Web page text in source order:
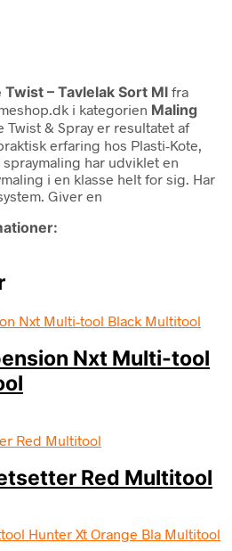
– Tavlelak Sort Ml fra
i kategorien Maling
Twist & Spray er resultatet af
erfaring hos Plasti-Kote,
har udviklet en
i en klasse helt for sig. Har
Giver en
Nxt Multi-tool
Red Multitool